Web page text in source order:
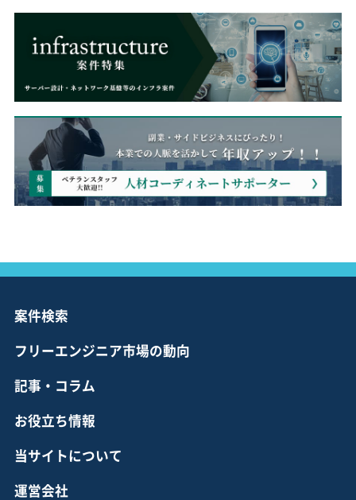
案件検索
フリーエンジニア市場の動向
記事・コラム
お役立ち情報
当サイトについて
運営会社